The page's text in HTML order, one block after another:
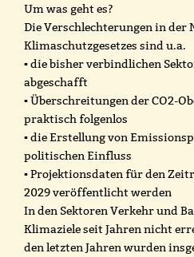
Um was geht es?
Die Verschlechterungen in der
Klimaschutzgesetzes sind u.a.
▪ die bisher verbindlichen
abgeschafft
▪ Überschreitungen der CO2-
praktisch folgenlos
▪ die Erstellung von
politischen Einfluss
▪ Projektionsdaten für den
2029 veröffentlicht werden
In den Sektoren Verkehr und
Klimaziele seit Jahren nicht
den letzten Jahren wurden